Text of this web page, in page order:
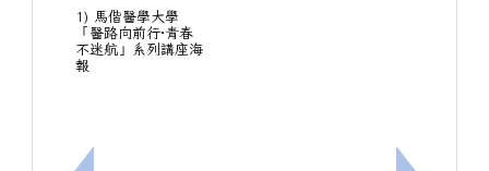
1) 馬偕醫學大學
「醫路向前行·青春
不迷航」系列講座海
報